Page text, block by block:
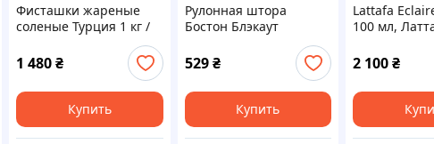
Фисташки жареные
соленые Турция 1 кг /
Турецкая фисташка с
солью / Обжаренные
фисташки
1 480₴
Купить
Рулонная штора
Бостон Блэкаут
529 ₴
Купить
Lattafa
100 мл,
2 100₴